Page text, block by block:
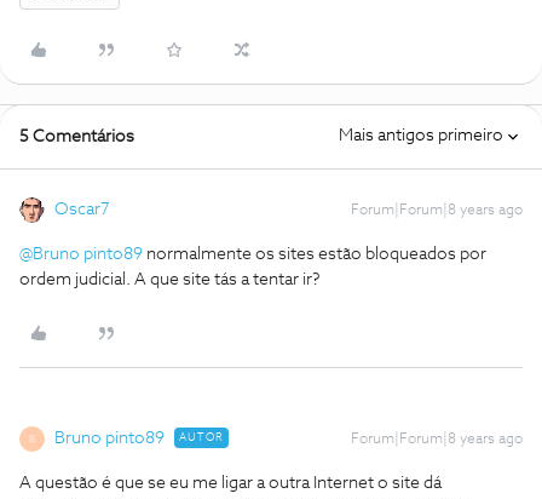
5 Comentários Mais antigos primeiro
Oscar7 Forum|Forum|8 years ago
@Bruno pinto89 normalmente os sites estão bloqueados por
ordem judicial. A que site tás a tentar ir?
B Bruno pinto89 AUTOR Forum|Forum|8 years ago
A questão é que se eu me ligar a outra Internet o site dá